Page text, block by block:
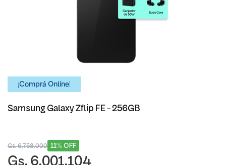
¡Comprá Online!
Samsung Galaxy Zflip FE - 256GB
11% OFF
Gs. 6.758.000
Gs. 6.001.104